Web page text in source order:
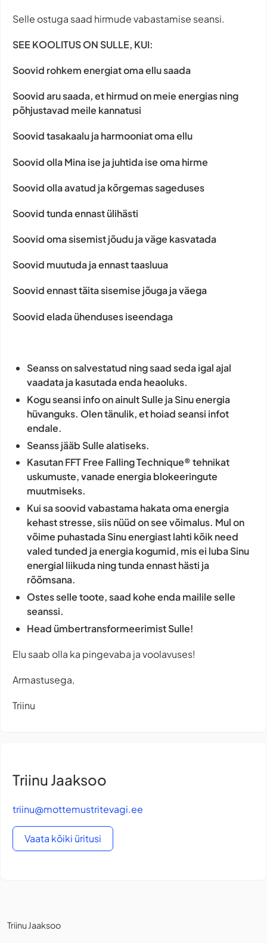
Selle ostuga saad hirmude vabastamise seansi.
SEE KOOLITUS ON SULLE, KUI:
Soovid rohkem energiat oma ellu saada
Soovid aru saada, et hirmud on meie energias ning
põhjustavad meile kannatusi
Soovid tasakaalu ja harmooniat oma ellu
Soovid olla Mina ise ja juhtida ise oma hirme
Soovid olla avatud ja kõrgemas sageduses
Soovid tunda ennast ülihästi
Soovid oma sisemist jõudu ja väge kasvatada
Soovid muutuda ja ennast taasluua
Soovid ennast täita sisemise jõuga ja väega
Soovid elada ühenduses iseendaga
Seanss on salvestatud ning saad seda igal ajal
vaadata ja kasutada enda heaoluks.
Kogu seansi info on ainult Sulle ja Sinu energia
hüvanguks. Olen tänulik, et hoiad seansi infot
endale.
Seanss jääb Sulle alatiseks.
Kasutan FFT Free Falling Technique® tehnikat
uskumuste, vanade energia blokeeringute
muutmiseks.
Kui sa soovid vabastama hakata oma energia
kehast stresse, siis nüüd on see võimalus. Mul on
võime puhastada Sinu energiast lahti kõik need
valed tunded ja energia kogumid, mis ei luba Sinu
energial liikuda ning tunda ennast hästi ja
rõõmsana.
Ostes selle toote, saad kohe enda mailile selle
seanssi.
Head ümbertransformeerimist Sulle!
Elu saab olla ka pingevaba ja voolavuses!
Armastusega,
Triinu
Triinu Jaaksoo
triinu@mottemustritevagi.ee
Vaata kõiki üritusi
Triinu Jaaksoo